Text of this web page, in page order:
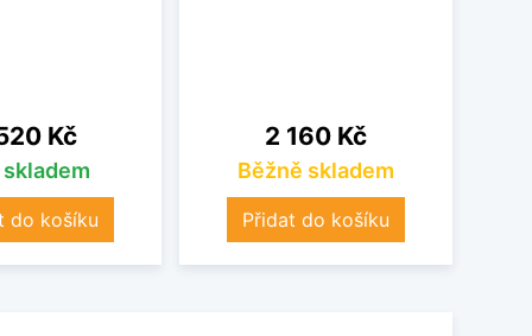
Kč
skladem
do košíku
Cena
2 160 Kč
Běžně skladem
Přidat do košíku